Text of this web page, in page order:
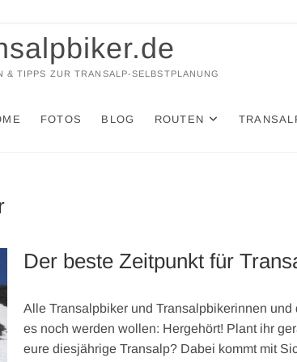
& TIPPS ZUR TRANSALP-SELBSTPLANUNG
FOTOS BLOG ROUTEN
Der beste Zeitpunkt für
Alle Transalpbiker und Transalpbikerinnen und
es noch werden wollen: Hergehört! Plant ihr
eure diesjährige Transalp? Dabei kommt mit